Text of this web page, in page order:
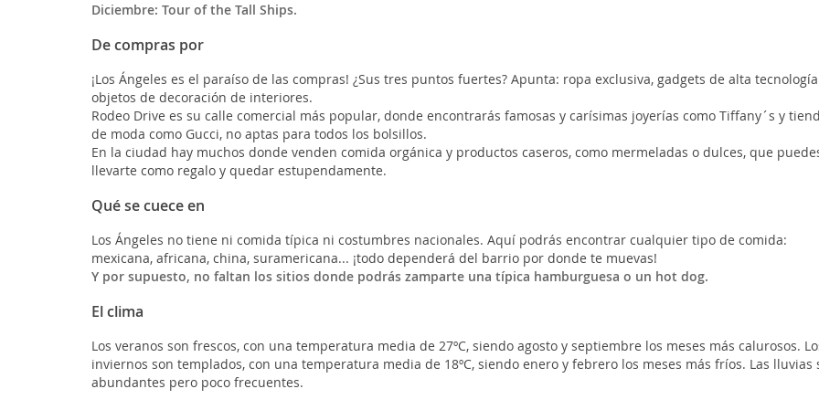
Diciembre: Tour of the Tall Ships.
De compras por
¡Los Ángeles es el paraíso de las compras! ¿Sus tres puntos fuertes? Apunta: ropa exclusiva, gadgets de alta
objetos de decoración de interiores.
Rodeo Drive es su calle comercial más popular, donde encontrarás famosas y carísimas joyerías como Tiffany´s y
de moda como Gucci, no aptas para todos los bolsillos.
En la ciudad hay muchos donde venden comida orgánica y productos caseros, como mermeladas o dulces, que
llevarte como regalo y quedar estupendamente.
Qué se cuece en
Los Ángeles no tiene ni comida típica ni costumbres nacionales. Aquí podrás encontrar cualquier tipo de comida:
mexicana, africana, china, suramericana... ¡todo dependerá del barrio por donde te muevas!
Y por supuesto, no faltan los sitios donde podrás zamparte una típica hamburguesa o un hot dog.
El clima
Los veranos son frescos, con una temperatura media de 27ºC, siendo agosto y septiembre los meses más calurosos.
inviernos son templados, con una temperatura media de 18ºC, siendo enero y febrero los meses más fríos. Las lluvias
abundantes pero poco frecuentes.